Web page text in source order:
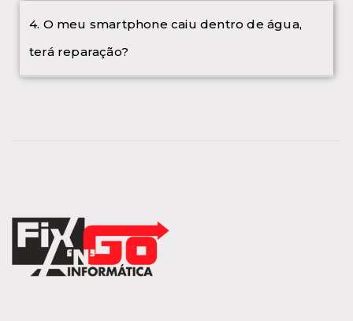
4. O meu smartphone caiu dentro de água,
terá reparação?